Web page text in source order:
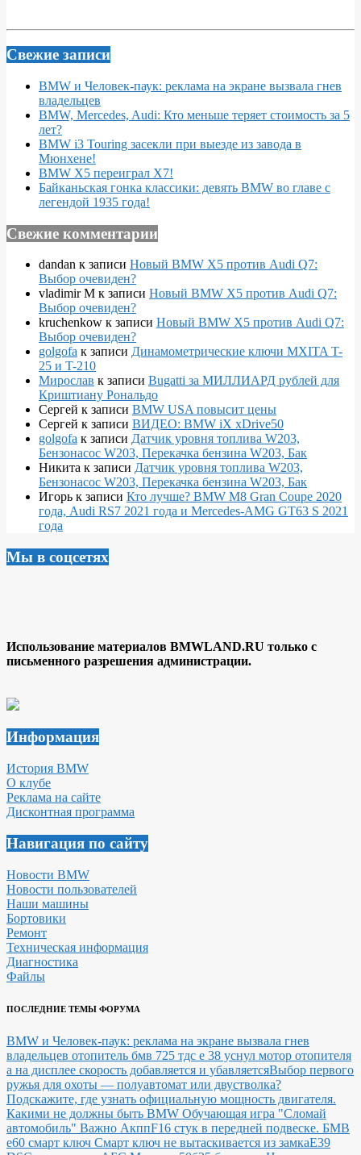
Свежие записи
BMW и Человек-паук: реклама на экране вызвала гнев
владельцев
BMW, Mercedes, Audi: Кто меньше теряет стоимость за 5
лет?
BMW i3 Touring засекли при выезде из завода в
Мюнхене!
BMW X5 переиграл X7!
Байканьская гонка классики: девять BMW во главе с
легендой 1935 года!
Свежие комментарии
dandan к записи Новый BMW X5 против Audi Q7:
Выбор очевиден?
vladimir M к записи Новый BMW X5 против Audi Q7:
Выбор очевиден?
kruchenkow к записи Новый BMW X5 против Audi Q7:
Выбор очевиден?
golgofa к записи Динамометрические ключи MXITA T-
25 и T-210
Мирослав к записи Bugatti за МИЛЛИАРД рублей для
Криштиану Рональдо
Сергей к записи BMW USA повысит цены
Сергей к записи ВИДЕО: BMW iX xDrive50
golgofa к записи Датчик уровня топлива W203,
Бензонасос W203, Перекачка бензина W203, Бак
Никита к записи Датчик уровня топлива W203,
Бензонасос W203, Перекачка бензина W203, Бак
Игорь к записи Кто лучше? BMW M8 Gran Coupe 2020
года, Audi RS7 2021 года и Mercedes-AMG GT63 S 2021
года
Мы в соцсетях
Использование материалов BMWLAND.RU только с
письменного разрешения администрации.
Информация
История BMW
О клубе
Реклама на сайте
Дисконтная программа
Навигация по сайту
Новости BMW
Новости пользователей
Наши машины
Бортовики
Ремонт
Техническая информация
Диагностика
Файлы
ПОСЛЕДНИЕ ТЕМЫ ФОРУМА
BMW и Человек-паук: реклама на экране вызвала гнев
владельцев отопитель бмв 725 тдс е 38 уснул мотор отопителя
а на дисплее скорость добавляется и убавляетсяВыбор первого
ружья для охоты — полуавтомат или двустволка?
Подскажите, где узнать официальную мощность двигателя.
Какими не должны быть BMW Обучающая игра "Сломай
автомобиль" Важно АкппF16 стук в передней подвеске. БМВ
е60 смарт ключ Смарт ключ не вытаскивается из замкаE39